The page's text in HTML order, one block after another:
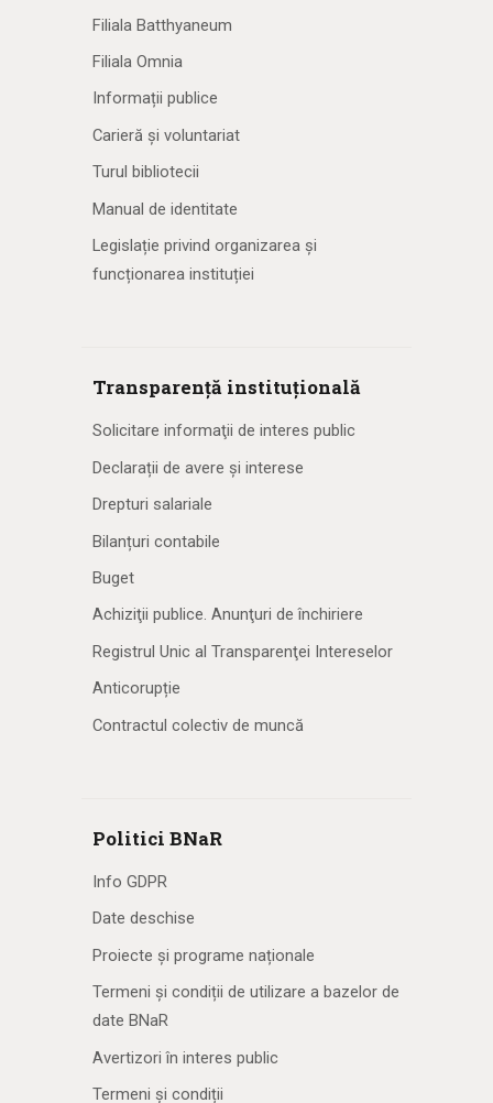
Filiala Batthyaneum
Filiala Omnia
Informații publice
Carieră și voluntariat
Turul bibliotecii
Manual de identitate
Legislație privind organizarea și
funcționarea instituției
Transparență instituțională
Solicitare informaţii de interes public
Declarații de avere și interese
Drepturi salariale
Bilanțuri contabile
Buget
Achiziţii publice. Anunţuri de închiriere
Registrul Unic al Transparenţei Intereselor
Anticorupție
Contractul colectiv de muncă
Politici BNaR
Info GDPR
Date deschise
Proiecte și programe naționale
Termeni și condiții de utilizare a bazelor de
date BNaR
Avertizori în interes public
Termeni și condiții